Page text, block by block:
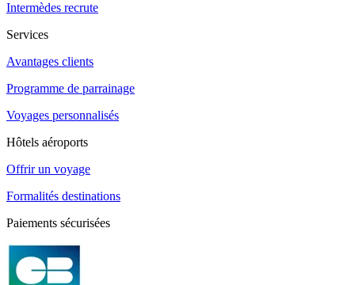
Intermèdes recrute
Services
Avantages clients
Programme de parrainage
Voyages personnalisés
Hôtels aéroports
Offrir un voyage
Formalités destinations
Paiements sécurisées